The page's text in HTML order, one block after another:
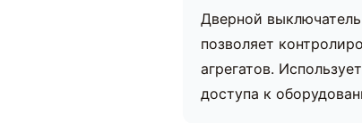
Дверной выключатель
позволяет
агрегатов.
доступа к